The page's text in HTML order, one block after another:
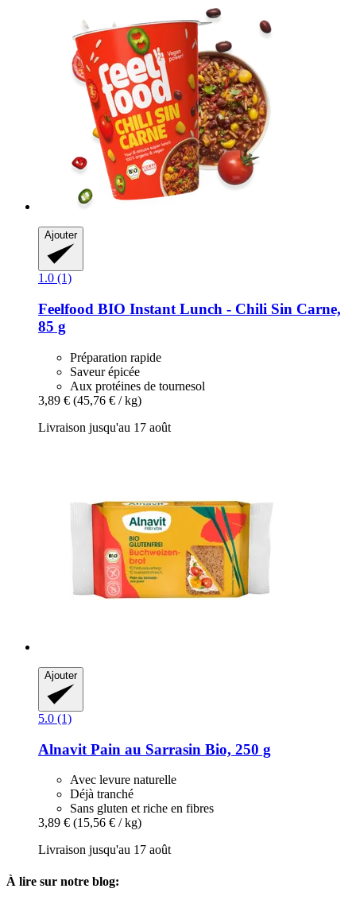
Ajouter
1.0 (1)
Feelfood BIO Instant Lunch -​ Chili Sin Carne,
85 g
Préparation rapide
Saveur épicée
Aux protéines de tournesol
3,89 € (45,76 € / kg)
Livraison jusqu'au 17 août
Ajouter
5.0 (1)
Alnavit Pain au Sarrasin Bio, 250 g
Avec levure naturelle
Déjà tranché
Sans gluten et riche en fibres
3,89 € (15,56 € / kg)
Livraison jusqu'au 17 août
À lire sur notre blog: